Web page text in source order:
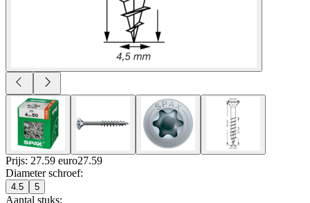
Prijs: 27.59 euro27.59
Diameter schroef:
4.5 5
Aantal stuks: